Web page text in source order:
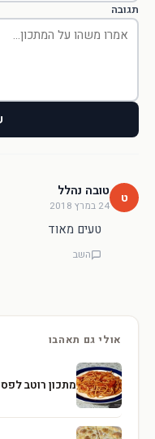
תגובה
ט טובה נהלל
24 במרץ 2018
טעים מאוד
השב
אולי גם תאהבו
מתכון רוטב